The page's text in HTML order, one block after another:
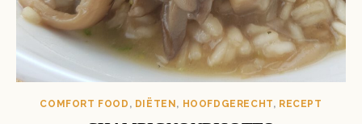
COMFORT FOOD , DIËTEN , HOOFDGERECHT, RECEPT